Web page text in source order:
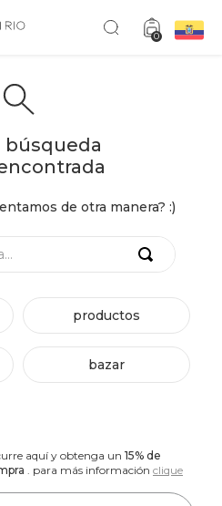
0
búsqueda
de otra manera? :)
Rehacer búsqueda...
productos
bazar
aquí y obtenga un 15% de
. para más información clique